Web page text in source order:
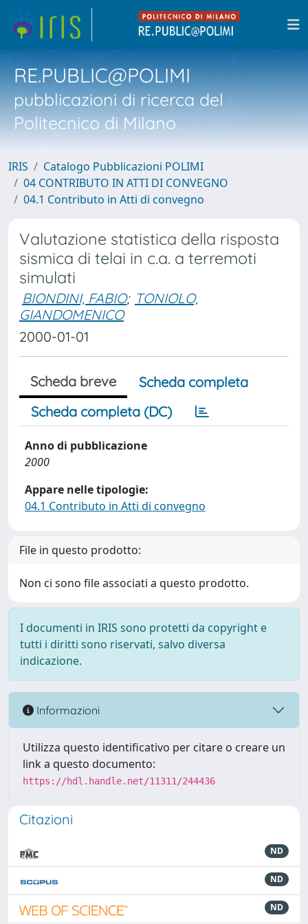
RE.PUBLIC@POLIMI
pubblicazioni di ricerca del
Politecnico di Milano
IRIS
Catalogo Pubblicazioni POLIMI
04 CONTRIBUTO IN ATTI DI CONVEGNO
04.1 Contributo in Atti di convegno
Valutazione statistica della risposta
sismica di telai in c.a. a terremoti
simulati
BIONDINI, FABIO; TONIOLO,
GIANDOMENICO
2000-01-01
Scheda breve
Scheda completa
Scheda completa (DC)
Anno di pubblicazione
2000
Appare nelle tipologie:
04.1 Contributo in Atti di convegno
File in questo prodotto:
Non ci sono file associati a questo prodotto.
I documenti in IRIS sono protetti da copyright e
tutti i diritti sono riservati, salvo diversa
indicazione.
Informazioni
Utilizza questo identificativo per citare o creare un
link a questo documento:
https://hdl.handle.net/11311/244436
Citazioni
ND
ND
ND